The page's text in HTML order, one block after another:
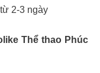
2-3 ngày
Thể thao Phúc